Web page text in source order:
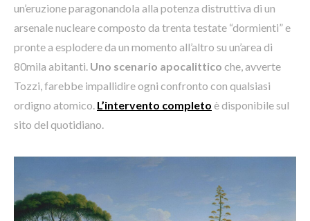
un’eruzione paragonandola alla potenza distruttiva di un
arsenale nucleare composto da trenta testate “dormienti” e
pronte a esplodere da un momento all’altro su un’area di
80mila abitanti. Uno scenario apocalittico che, avverte
Tozzi, farebbe impallidire ogni confronto con qualsiasi
ordigno atomico. L’intervento completo è disponibile sul
sito del quotidiano.